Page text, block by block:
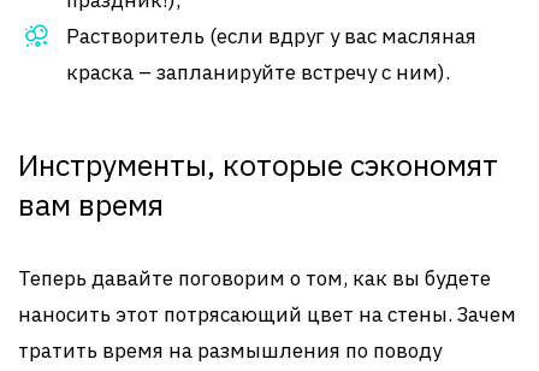
Растворитель (если вдруг у вас масляная
краска – запланируйте встречу с ним).
Инструменты, которые сэкономят
вам время
Теперь давайте поговорим о том, как вы будете
наносить этот потрясающий цвет на стены. Зачем
тратить время на размышления по поводу